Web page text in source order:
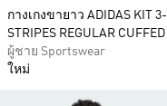
กางเกงขายาว ADIDAS KIT 3-
STRIPES REGULAR CUFFED
ผู้ชาย Sportswear
ใหม่